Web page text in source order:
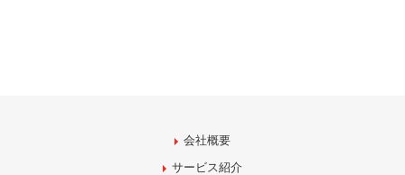
会社概要
サービス紹介